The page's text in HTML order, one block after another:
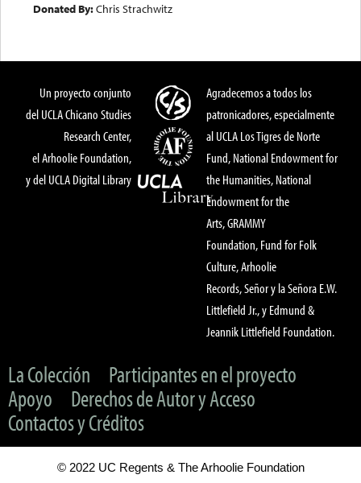
Donated By:Chris Strachwitz
Un proyecto conjunto
del UCLA Chicano Studies
Research Center,
el Arhoolie Foundation,
y del UCLA Digital Library
Agradecemos a todos los
patronicadores, especialmente
al UCLA Los Tigres de Norte
Fund, National Endowment for
the Humanities, National
Endowment for the
Arts, GRAMMY
Foundation, Fund for Folk
Culture, Arhoolie
Records, Señor y la Señora E.W.
Littlefield Jr., y Edmund &
Jeannik Littlefield Foundation.
La Colección
Participantes en el proyecto
Apoyo
Derechos de Autor y Acceso
Contactos y Créditos
© 2022 UC Regents & The Arhoolie Foundation